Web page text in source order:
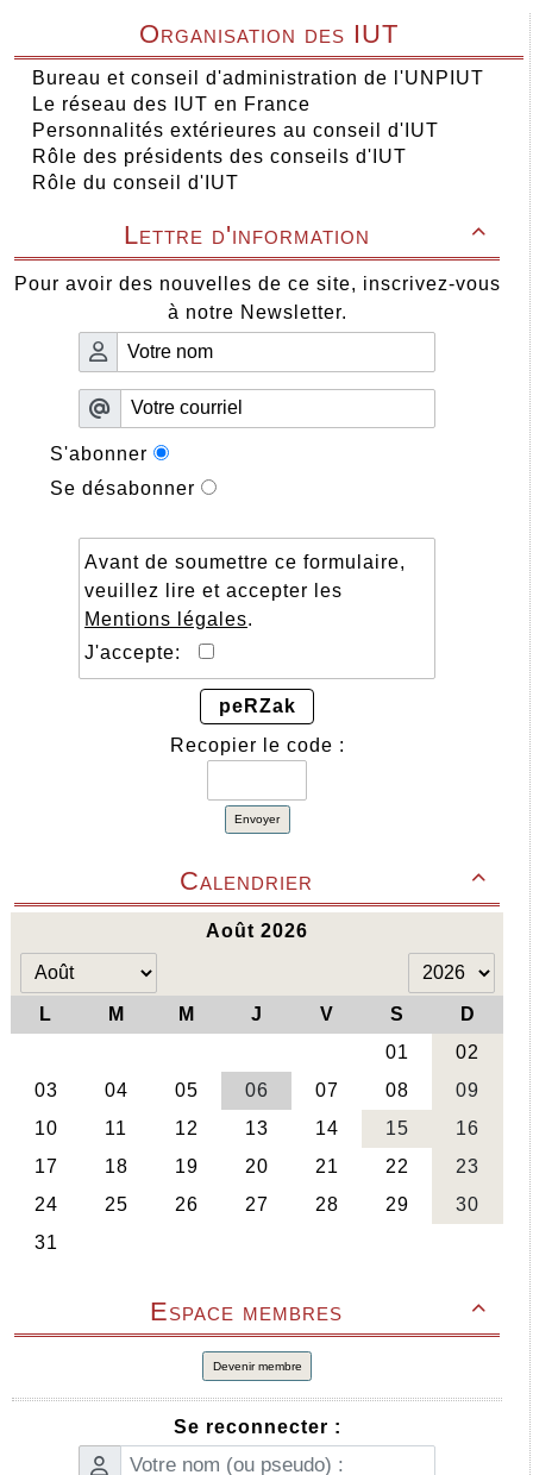
Organisation des IUT
Bureau et conseil d'administration de l'UNPIUT
Le réseau des IUT en France
Personnalités extérieures au conseil d'IUT
Rôle des présidents des conseils d'IUT
Rôle du conseil d'IUT

Lettre d'information
Pour avoir des nouvelles de ce site, inscrivez-vous
à notre Newsletter.
S'abonner
Se désabonner
Avant de soumettre ce formulaire,
veuillez lire et accepter les
Mentions légales.
J'accepte:
peRZak
Recopier le code :
Envoyer

Calendrier

Espace membres
Devenir membre
Se reconnecter :